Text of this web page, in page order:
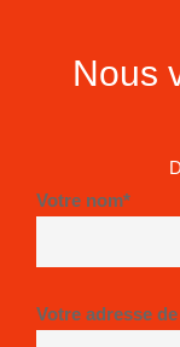
Nous
Votre nom*
Votre adresse